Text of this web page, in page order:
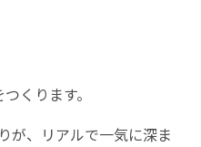
くります。
が、リアルで一気に深ま